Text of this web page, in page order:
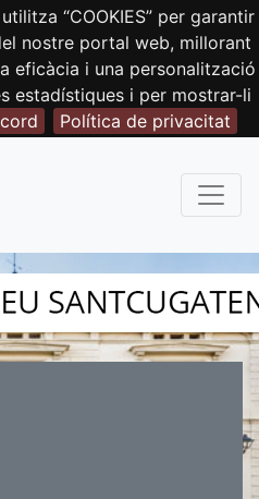
“COOKIES” per garantir
nostre portal web, millorant
eficàcia i una personalització
estadístiques i per mostrar-li
Política de privacitat